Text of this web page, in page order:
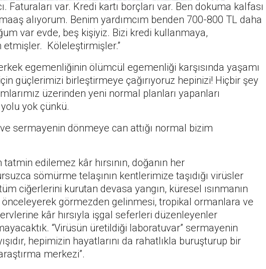
Faturaları var. Kredi kartı borçları var. Ben dokuma kalfası
alıyorum. Benim yardımcım benden 700-800 TL daha
var evde, beş kişiyiz. Bizi kredi kullanmaya,
Köleleştirmişler.”
egemenliğinin ölümcül egemenliği karşısında yaşamı
güçlerimizi birleştirmeye çağırıyoruz hepinizi! Hiçbir şey
üzerinden yeni normal planları yapanları
yok çünkü.
sermayenin dönmeye can attığı normal bizim
edilemez kâr hırsının, doğanın her
sömürme telaşının kentlerimize taşıdığı virüsler
ciğerlerini kurutan devasa yangın, küresel ısınmanın
önceleyerek görmezden gelinmesi, tropikal ormanlara ve
kâr hırsıyla işgal seferleri düzenleyenler
“Virüsün üretildiği laboratuvar” sermayenin
hepimizin hayatlarını da rahatlıkla buruşturup bir
merkezi”.